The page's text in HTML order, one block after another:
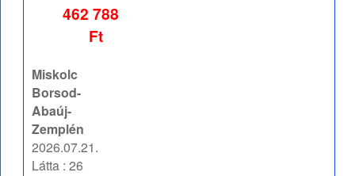
462 788
Ft
Miskolc
Borsod-
Abaúj-
Zemplén
2026.07.21.
Látta : 26